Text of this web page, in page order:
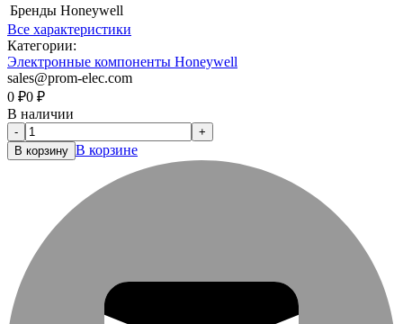
Бренды Honeywell
Все характеристики
Категории:
Электронные компоненты Honeywell
sales@prom-elec.com
0 ₽0 ₽
В наличии
-
+
В корзину В корзине